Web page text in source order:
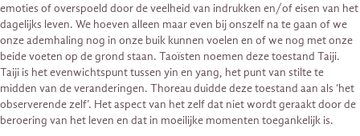
emoties of overspoeld door de veelheid van indrukken en/of eisen van het
dagelijks leven. We hoeven alleen maar even bij onszelf na te gaan of we
onze ademhaling nog in onze buik kunnen voelen en of we nog met onze
beide voeten op de grond staan. Taoïsten noemen deze toestand Taiji.
Taiji is het evenwichtspunt tussen yin en yang, het punt van stilte te
midden van de veranderingen. Thoreau duidde deze toestand aan als ‘het
observerende zelf’. Het aspect van het zelf dat niet wordt geraakt door de
beroering van het leven en dat in moeilijke momenten toegankelijk is.